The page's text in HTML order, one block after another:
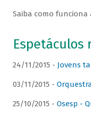
Saiba como funciona
Espetáculos
24/11/2015 - Jovens
03/11/2015 -
25/10/2015 - Osesp -